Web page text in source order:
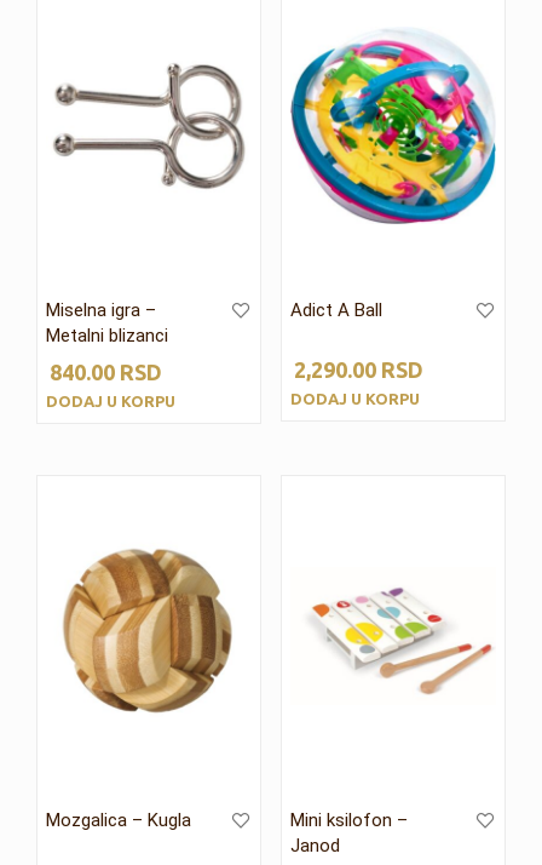
Miselna igra –
Metalni blizanci
840.00 RSD
DODAJ U KORPU
Adict A Ball
2,290.00RSD
DODAJ U KORPU
Mozgalica – Kugla
Mini ksilofon –
Janod